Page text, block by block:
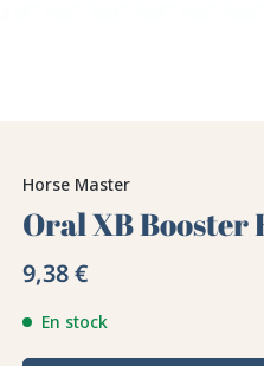
Horse Master
Oral XB Booster
9,38 €
En stock